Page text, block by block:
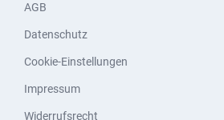
AGB
Datenschutz
Cookie-Einstellungen
Impressum
Widerrufsrecht